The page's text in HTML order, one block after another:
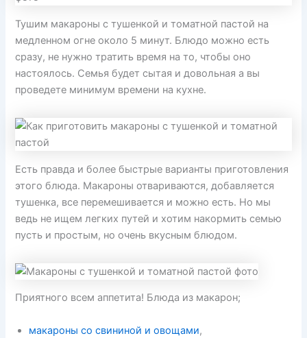
Тушим макароны с тушенкой и томатной пастой на
медленном огне около 5 минут. Блюдо можно есть
сразу, не нужно тратить время на то, чтобы оно
настоялось. Семья будет сытая и довольная а вы
проведете минимум времени на кухне.
Есть правда и более быстрые варианты приготовления
этого блюда. Макароны отвариваются, добавляется
тушенка, все перемешивается и можно есть. Но мы
ведь не ищем легких путей и хотим накормить семью
пусть и простым, но очень вкусным блюдом.
Приятного всем аппетита! Блюда из макарон;
макароны со свининой и овощами,